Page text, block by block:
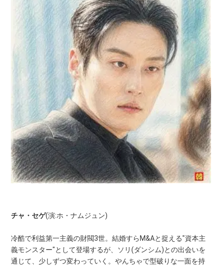
チャ・セゲ(演:ホ・ナムジュン)
冷酷で利益第一主義の財閥3世。結婚すらM&Aと捉える"資本主
義モンスター"として登場するが、ソリ(ダンシム)との出会いを
通じて、少しずつ変わっていく。やんちゃで型破りな一面を持